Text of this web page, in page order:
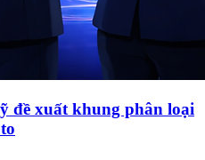
đề xuất khung phân loại